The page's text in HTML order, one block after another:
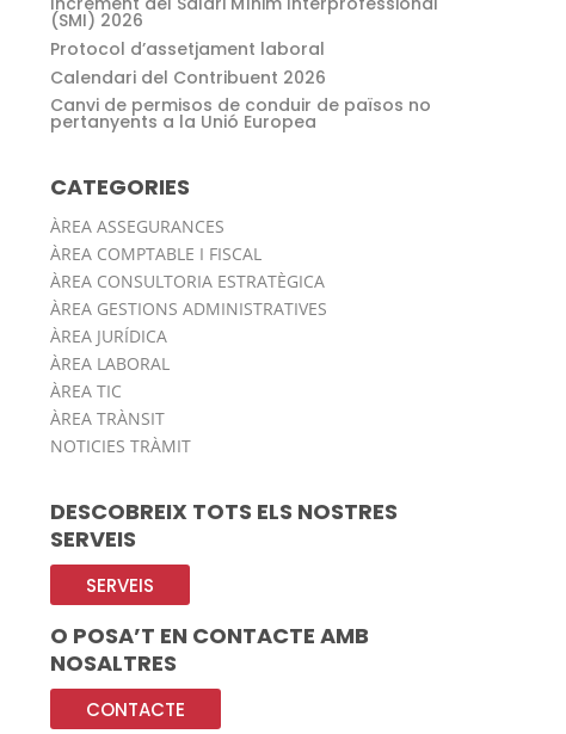
(SMI) 2026
Protocol d’assetjament laboral
Calendari del Contribuent 2026
Canvi de permisos de conduir de països no
pertanyents a la Unió Europea
CATEGORIES
ÀREA ASSEGURANCES
ÀREA COMPTABLE I FISCAL
ÀREA CONSULTORIA ESTRATÈGICA
ÀREA GESTIONS ADMINISTRATIVES
ÀREA JURÍDICA
ÀREA LABORAL
ÀREA TIC
ÀREA TRÀNSIT
NOTICIES TRÀMIT
DESCOBREIX TOTS ELS NOSTRES
SERVEIS
SERVEIS
O POSA’T EN CONTACTE AMB
NOSALTRES
CONTACTE